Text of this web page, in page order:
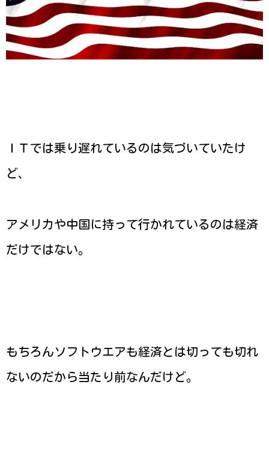
ＩＴでは乗り遅れているのは気づいていたけ
ど、
アメリカや中国に持って行かれているのは経済
だけではない。
もちろんソフトウエアも経済とは切っても切れ
ないのだから当たり前なんだけど。